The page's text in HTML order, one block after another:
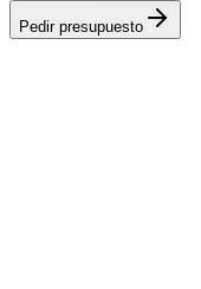
Pedir presupuesto